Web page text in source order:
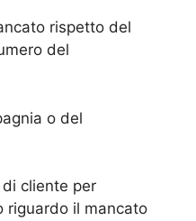
rispetto del
del
o del
cliente per
riguardo il mancato